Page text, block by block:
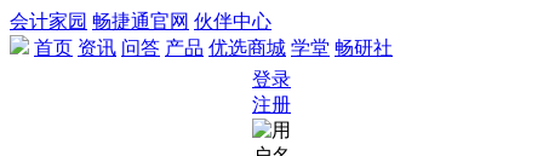
会计家园 畅捷通官网 伙伴中心
首页 资讯 问答 产品 优选商城 学堂 畅研社
登录
注册